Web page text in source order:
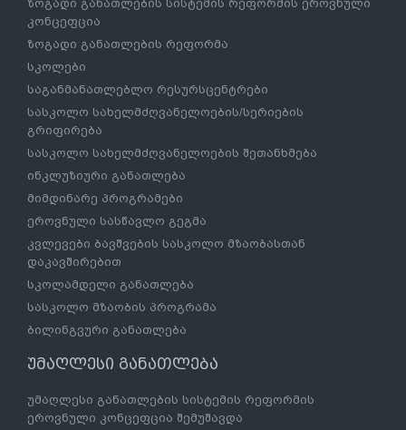
ზოგადი განათლების სისტემის რეფორმის ეროვნული
კონცეფცია
ზოგადი განათლების რეფორმა
სკოლები
საგანმანათლებლო რესურსცენტრები
სასკოლო სახელმძღვანელოების/სერიების
გრიფირება
სასკოლო სახელმძღვანელოების შეთანხმება
ინკლუზიური განათლება
მიმდინარე პროგრამები
ეროვნული სასწავლო გეგმა
კვლევები ბავშვების სასკოლო მზაობასთან
დაკავშირებით
სკოლამდელი განათლება
სასკოლო მზაობის პროგრამა
ბილინგვური განათლება
უმაღლესი განათლება
უმაღლესი განათლების სისტემის რეფორმის
ეროვნული კონცეფცია შემუშავდა